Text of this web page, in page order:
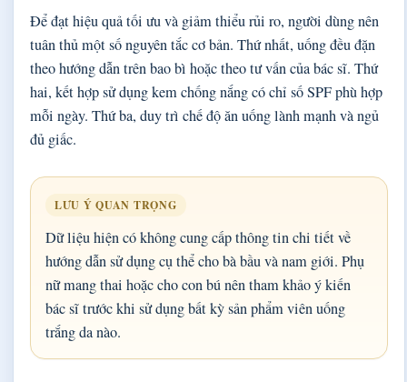
Để đạt hiệu quả tối ưu và giảm thiểu rủi ro, người dùng nên
tuân thủ một số nguyên tắc cơ bản. Thứ nhất, uống đều đặn
theo hướng dẫn trên bao bì hoặc theo tư vấn của bác sĩ. Thứ
hai, kết hợp sử dụng kem chống nắng có chỉ số SPF phù hợp
mỗi ngày. Thứ ba, duy trì chế độ ăn uống lành mạnh và ngủ
đủ giấc.
LƯU Ý QUAN TRỌNG
Dữ liệu hiện có không cung cấp thông tin chi tiết về
hướng dẫn sử dụng cụ thể cho bà bầu và nam giới. Phụ
nữ mang thai hoặc cho con bú nên tham khảo ý kiến
bác sĩ trước khi sử dụng bất kỳ sản phẩm viên uống
trắng da nào.